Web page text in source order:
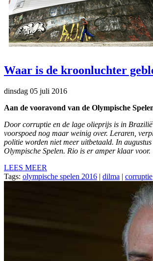
Waar is de kroonluchter
dinsdag 05 juli 2016
Aan de vooravond van de Olympische
Door corruptie en de lage olieprijs is in Brazilië
voorspoed nog maar weinig over. Leraren,
politie worden niet meer uitbetaald. In augustus
Olympische Spelen. Rio is er amper klaar voor.
LEES MEER
Tags: olympische spelen 2016 | dilma | corruptie